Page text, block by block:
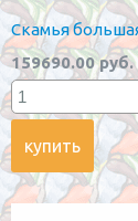
Скамья
159690.00 руб.